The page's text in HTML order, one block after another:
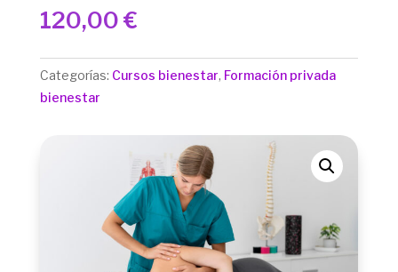
120,00€
Categorías: Cursos bienestar, Formación privada
bienestar